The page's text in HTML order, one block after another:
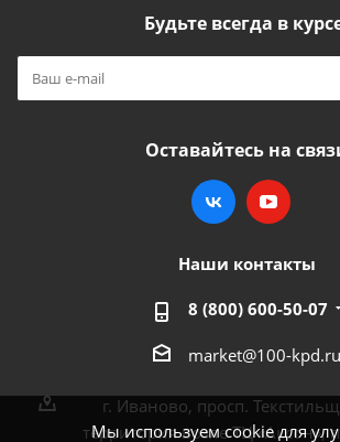
Мы используем cookie для
Будьте всегда в
Оставайтесь на
Наши контакты
8 (800) 600-50-07
market@100-kpd.ru
г. Иваново, просп.
территория возле ТЦ «Аксон»,